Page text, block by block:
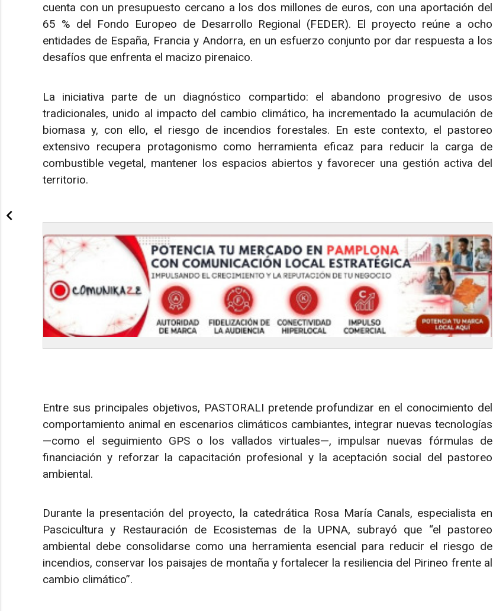
cuenta con un presupuesto cercano a los dos millones de euros, con una aportación del
65 % del Fondo Europeo de Desarrollo Regional (FEDER). El proyecto reúne a ocho
entidades de España, Francia y Andorra, en un esfuerzo conjunto por dar respuesta a los
desafíos que enfrenta el macizo pirenaico.
La iniciativa parte de un diagnóstico compartido: el abandono progresivo de usos
tradicionales, unido al impacto del cambio climático, ha incrementado la acumulación de
biomasa y, con ello, el riesgo de incendios forestales. En este contexto, el pastoreo
extensivo recupera protagonismo como herramienta eficaz para reducir la carga de
combustible vegetal, mantener los espacios abiertos y favorecer una gestión activa del
territorio.
Entre sus principales objetivos, PASTORALI pretende profundizar en el conocimiento del
comportamiento animal en escenarios climáticos cambiantes, integrar nuevas tecnologías
—como el seguimiento GPS o los vallados virtuales—, impulsar nuevas fórmulas de
financiación y reforzar la capacitación profesional y la aceptación social del pastoreo
ambiental.
Durante la presentación del proyecto, la catedrática Rosa María Canals, especialista en
Pascicultura y Restauración de Ecosistemas de la UPNA, subrayó que “el pastoreo
ambiental debe consolidarse como una herramienta esencial para reducir el riesgo de
incendios, conservar los paisajes de montaña y fortalecer la resiliencia del Pirineo frente al
cambio climático”.